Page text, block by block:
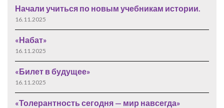
Начали учиться по новым учебникам истории.
16.11.2025
«Набат»
16.11.2025
«Билет в будущее»
16.11.2025
«Толерантность сегодня — мир навсегда»